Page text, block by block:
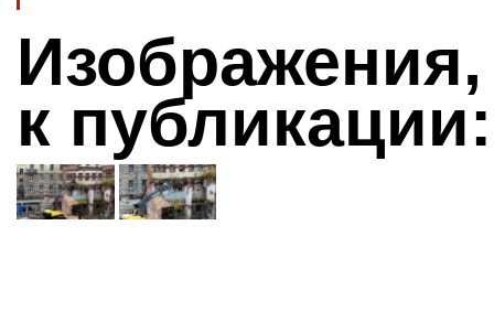
к публикации: